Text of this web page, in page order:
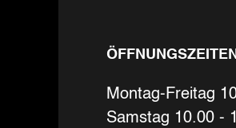
ÖFFNUNGSZEITEN
Montag-Freitag
Samstag 10.00 -
E-Mail-Adresse *